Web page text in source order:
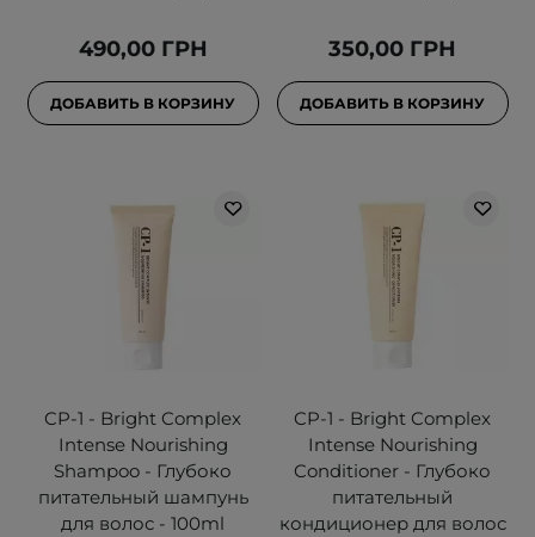
490,00 ГРН
ДОБАВИТЬ В КОРЗИНУ
350,00 ГРН
ДОБАВИТЬ В КОРЗИНУ
CP-1 - Bright Complex
Intense Nourishing
Shampoo - Глубоко
питательный шампунь
для волос - 100ml
CP-1 - Bright Complex
Intense Nourishing
Conditioner - Глубоко
питательный
кондиционер для волос